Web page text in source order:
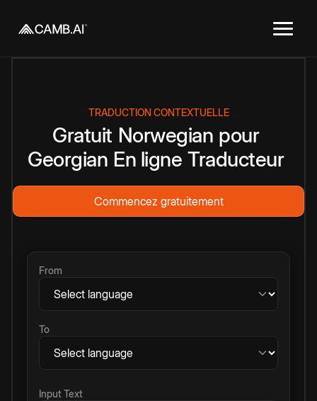
TRADUCTION CONTEXTUELLE
Gratuit Norwegian pour
Georgian En ligne Traducteur
Commencez gratuitement
From
To
Input Text